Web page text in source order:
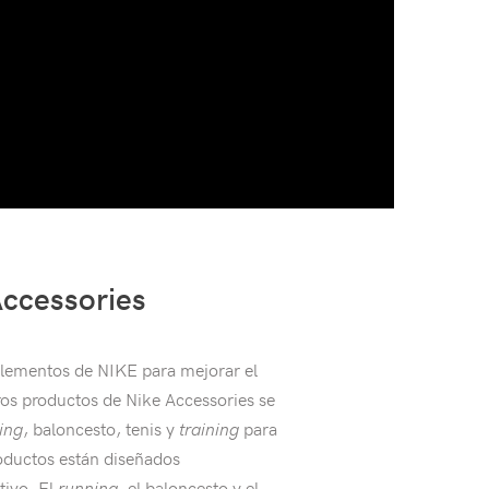
de NIKE para mejorar el
productos de Nike Accessories se
, baloncesto, tenis y training para
están diseñados